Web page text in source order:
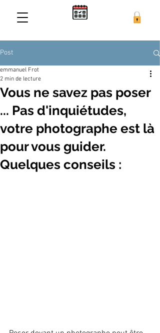
Post
Vous ne savez pas poser
... Pas d'inquiétudes,
votre photographe est là
pour vous guider.
Quelques conseils :
emmanuel Frot
2 min de lecture